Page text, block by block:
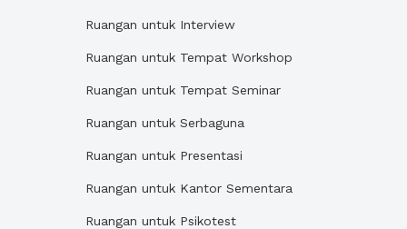
Ruangan untuk Interview
Ruangan untuk Tempat Workshop
Ruangan untuk Tempat Seminar
Ruangan untuk Serbaguna
Ruangan untuk Presentasi
Ruangan untuk Kantor Sementara
Ruangan untuk Psikotest